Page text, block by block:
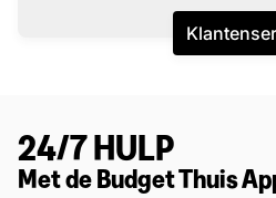
24/7 HULP
Met de Budget Thuis